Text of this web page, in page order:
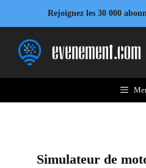
contenu
Rejoignez les 30 000
Simulateur de